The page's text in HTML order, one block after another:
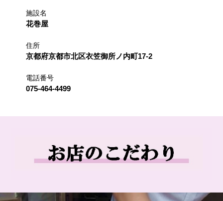
施設名
花巻屋
住所
京都府京都市北区衣笠御所ノ内町17-2
電話番号
075-464-4499